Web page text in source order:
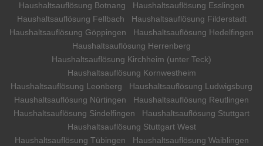
Haushaltsauflösung Botnang
Haushaltsauflösung Esslingen
Haushaltsauflösung Fellbach
Haushaltsauflösung Filderstadt
Haushaltsauflösung Göppingen
Haushaltsauflösung Hedelfingen
Haushaltsauflösung Herrenberg
Haushaltsauflösung Kirchheim (unter Teck)
Haushaltsauflösung Kornwestheim
Haushaltsauflösung Leonberg
Haushaltsauflösung Ludwigsburg
Haushaltsauflösung Nürtingen
Haushaltsauflösung Reutlingen
Haushaltsauflösung Sindelfingen
Haushaltsauflösung Stuttgart
Haushaltsauflösung Stuttgart West
Haushaltsauflösung Tübingen
Haushaltsauflösung Waiblingen